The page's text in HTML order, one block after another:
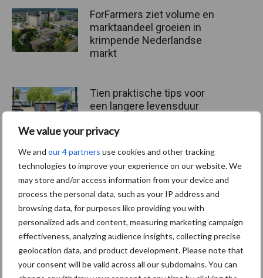
We value your privacy
We and our 4 partners use cookies and other tracking
technologies to improve your experience on our website. We
may store and/or access information from your device and
process the personal data, such as your IP address and
browsing data, for purposes like providing you with
personalized ads and content, measuring marketing campaign
effectiveness, analyzing audience insights, collecting precise
geolocation data, and product development. Please note that
your consent will be valid across all our subdomains. You can
ForFarmers ziet volume en
marktaandeel groeien in
krimpende Nederlandse
markt
Tien praktische tips voor
een langere levensduur
“Vraag naar praktische
hygieneoplossingen is in
Polen groter dan ooit”
Themapagina's